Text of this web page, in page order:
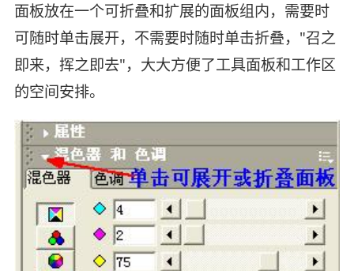
面板放在一个可折叠和扩展的面板组内，需要时
可随时单击展开，不需要时随时单击折叠，"召之
即来，挥之即去"，大大方便了工具面板和工作区
的空间安排。